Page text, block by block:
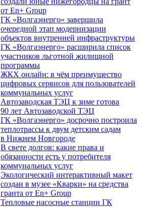
от En+ Group
ГК «Волгаэнерго» завершила
очередной этап модернизации
объектов внутренней инфраструктуры
ГК «Волгаэнерго» расширила список
участников льготной жилищной
программы
ЖКХ онлайн: в чём преимущество
цифровых сервисов для пользователей
коммунальных услуг
Автозаводская ТЭЦ к зиме готова
90 лет Автозаводской ТЭЦ
ГК «Волгаэнерго» досрочно построила
теплотрассы к двум детским садам
в Нижнем Новгороде
В свете долгов: какие права и
обязанности есть у потребителя
коммунальных услуг
Экологический интерактивный макет
создан в музее «Кварки» на средства
гранта от En+ Group
Тепловые насосные станции ГК